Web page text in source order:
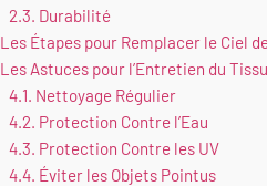
2.3. Durabilité
Les Étapes pour Remplacer le Ciel
Les Astuces pour l’Entretien du
4.1. Nettoyage Régulier
4.2. Protection Contre l’Eau
4.3. Protection Contre les UV
4.4. Éviter les Objets Pointus